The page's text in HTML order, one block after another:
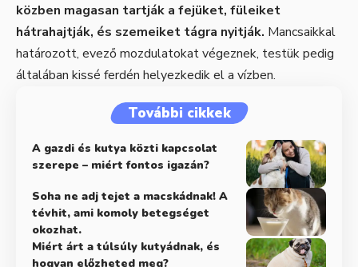
közben magasan tartják a fejüket, füleiket
hátrahajtják, és szemeiket tágra nyitják. Mancsaikkal
határozott, evező mozdulatokat végeznek, testük pedig
általában kissé ferdén helyezkedik el a vízben.
További cikkek
A gazdi és kutya közti kapcsolat
szerepe – miért fontos igazán?
Soha ne adj tejet a macskádnak! A
tévhit, ami komoly betegséget
okozhat.
Miért árt a túlsúly kutyádnak, és
hogyan előzheted meg?